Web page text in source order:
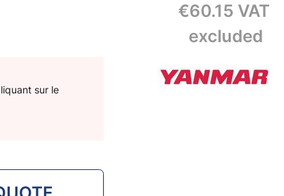
sur le
€60.15 VAT
excluded